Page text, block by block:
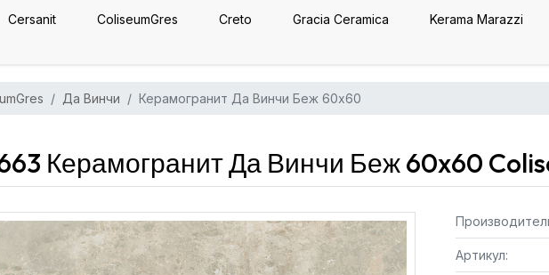
Cersanit ColiseumGres Creto Gracia Ceramica Kerama Marazzi
Да Винчи Керамогранит Да Винчи Беж 60x60
Керамогранит Да Винчи Беж 60x60
Артикул: